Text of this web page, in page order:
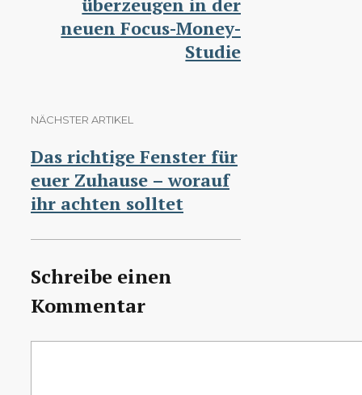
überzeugen in der
neuen Focus-Money-
Studie
NÄCHSTER ARTIKEL
Das richtige Fenster für
euer Zuhause – worauf
ihr achten solltet
Schreibe einen
Kommentar